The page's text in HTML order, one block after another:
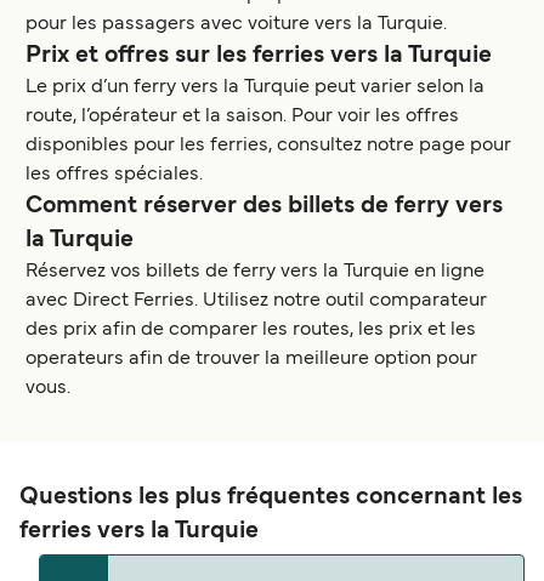
pour les passagers avec voiture vers la Turquie.
Prix et offres sur les ferries vers la Turquie
Le prix d’un ferry vers la Turquie peut varier selon la
route, l’opérateur et la saison. Pour voir les offres
disponibles pour les ferries, consultez notre page pour
les offres spéciales.
Comment réserver des billets de ferry vers
la Turquie
Réservez vos billets de ferry vers la Turquie en ligne
avec Direct Ferries. Utilisez notre outil comparateur
des prix afin de comparer les routes, les prix et les
operateurs afin de trouver la meilleure option pour
vous.
Questions les plus fréquentes concernant les
ferries vers la Turquie